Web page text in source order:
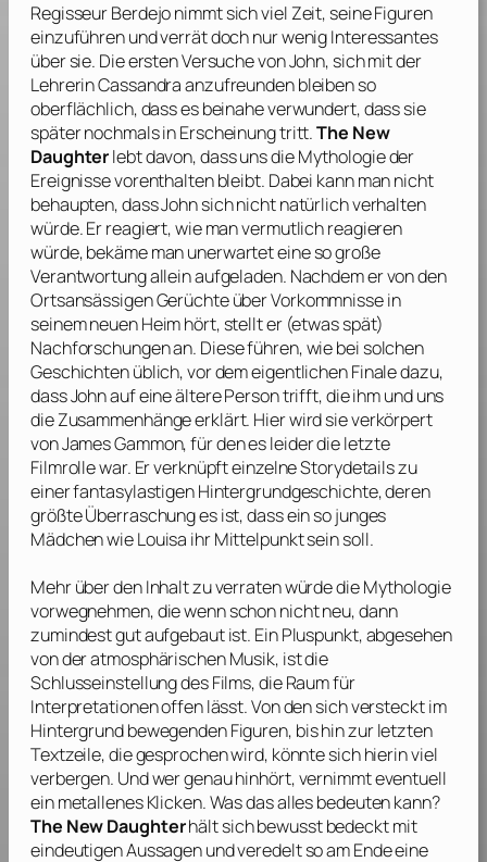
RegisseurBerdejonimmt sich viel Zeit, seine Figuren
einzuführen und verrät doch nur wenig Interessantes
über sie. Die ersten Versuche von John, sich mit der
Lehrerin Cassandra anzufreunden bleiben so
oberflächlich, dass es beinahe verwundert, dass sie
später nochmals in Erscheinung tritt.The New
Daughterlebt davon, dass uns die Mythologie der
Ereignisse vorenthalten bleibt. Dabei kann man nicht
behaupten, dass John sich nicht natürlich verhalten
würde. Er reagiert, wie man vermutlich reagieren
würde, bekäme man unerwartet eine so große
Verantwortung allein aufgeladen. Nachdem er von den
Ortsansässigen Gerüchte über Vorkommnisse in
seinem neuen Heim hört, stellt er (etwas spät)
Nachforschungen an. Diese führen, wie bei solchen
Geschichten üblich, vor dem eigentlichen Finale dazu,
dass John auf eine ältere Person trifft, die ihm und uns
die Zusammenhänge erklärt. Hier wird sie verkörpert
vonJames Gammon, für den es leider die letzte
Filmrolle war. Er verknüpft einzelne Storydetails zu
einer fantasylastigen Hintergrundgeschichte, deren
größte Überraschung es ist, dass ein so junges
Mädchen wie Louisa ihr Mittelpunkt sein soll.
Mehr über den Inhalt zu verraten würde die Mythologie
vorwegnehmen, die wenn schon nicht neu, dann
zumindest gut aufgebaut ist. Ein Pluspunkt, abgesehen
von der atmosphärischen Musik, ist die
Schlusseinstellung des Films, die Raum für
Interpretationen offen lässt. Von den sich versteckt im
Hintergrund bewegenden Figuren, bis hin zur letzten
Textzeile, die gesprochen wird, könnte sich hierin viel
verbergen. Und wer genau hinhört, vernimmt eventuell
ein metallenes Klicken. Was das alles bedeuten kann?
The New Daughterhält sich bewusst bedeckt mit
eindeutigen Aussagen und veredelt so am Ende eine